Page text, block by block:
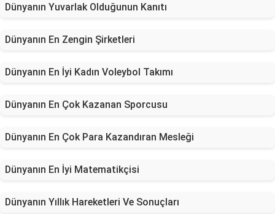
Dünyanın Yuvarlak Olduğunun Kanıtı
Dünyanın En Zengin Şirketleri
Dünyanın En İyi Kadın Voleybol Takımı
Dünyanın En Çok Kazanan Sporcusu
Dünyanın En Çok Para Kazandıran Mesleği
Dünyanın En İyi Matematikçisi
Dünyanın Yıllık Hareketleri Ve Sonuçları